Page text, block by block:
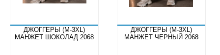
ДЖОГГЕРЫ (M-3XL)
МАНЖЕТ ШОКОЛАД 2068
ДЖОГГЕРЫ (M-3XL)
МАНЖЕТ ЧЕРНЫЙ 2068